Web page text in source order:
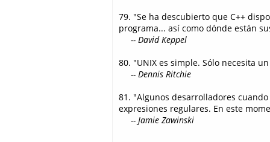
79. "Se ha descubierto que C++
programa... así como dónde están
-- David Keppel
80. "UNIX es simple. Sólo necesita
-- Dennis Ritchie
81. "Algunos desarrolladores
expresiones regulares. En este
-- Jamie Zawinski